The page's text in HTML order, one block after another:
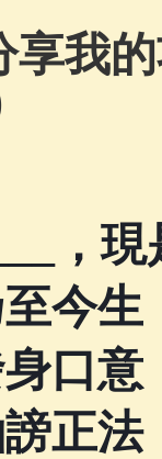
享我
，
今
口
正